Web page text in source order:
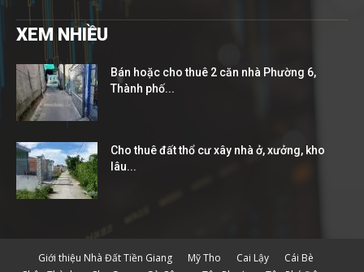
XEM NHIỀU
Bán hoặc cho thuê 2 căn nhà Phường 6,
Thành phố...
Cho thuê đất thổ cư xây nhà ở, xưởng, kho
lâu...
Giới thiệu Nhà Đất Tiền Giang Mỹ Tho Cai Lậy
Cái Bè